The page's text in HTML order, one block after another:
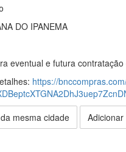
DO IPANEMA
eventual e futura
https://
mesma cidade